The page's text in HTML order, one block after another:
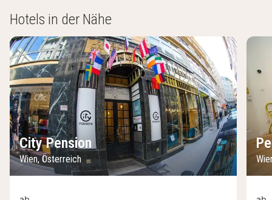
Hotels in der Nähe
City Pension
Wien, Österreich